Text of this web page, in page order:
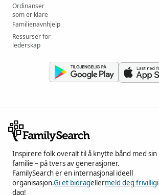
Ordinanser
som er klare
Familienavnhjelp
Ressurser for
lederskap
Inspirere folk overalt til å knytte bånd med sin
familie – på tvers av generasjoner.
FamilySearch er en internasjonal ideell
organisasjon.Gi et bidragellermeld deg frivilligi
dag!